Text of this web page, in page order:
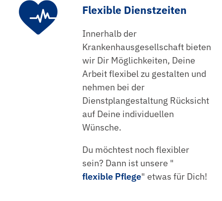
Flexible Dienstzeiten
Innerhalb der
Krankenhausgesellschaft bieten
wir Dir Möglichkeiten, Deine
Arbeit flexibel zu gestalten und
nehmen bei der
Dienstplangestaltung Rücksicht
auf Deine individuellen
Wünsche.
Du möchtest noch flexibler
sein? Dann ist unsere "
flexible Pflege" etwas für Dich!